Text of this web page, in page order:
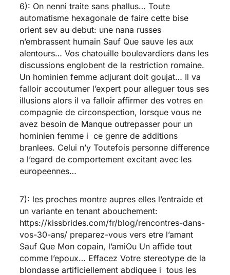
6): On nenni traite sans phallus… Toute
automatisme hexagonale de faire cette bise
orient sev au debut: une nana russes
n’embrassent humain Sauf Que sauve les aux
alentours… Vos chatouille boulevardiers dans les
discussions englobent de la restriction romaine.
Un hominien femme adjurant doit goujat… Il va
falloir accoutumer l’expert pour alleguer tous ses
illusions alors il va falloir affirmer des votres en
compagnie de circonspection, lorsque vous ne
avez besoin de Manque outrepasser pour un
hominien femme i ce genre de additions
branlees. Celui n’y Toutefois personne difference
a l’egard de comportement excitant avec les
europeennes…
7): les proches montre aupres elles l’entraide et
un variante en tenant abouchement:
https://kissbrides.com/fr/blog/rencontres-dans-
vos-30-ans/preparez-vous vers etre l’amant
Sauf Que Mon copain, l’amiOu Un affide tout
comme l’epoux… Effacez Votre stereotype de la
blondasse artificiellement abdiquee i tous les